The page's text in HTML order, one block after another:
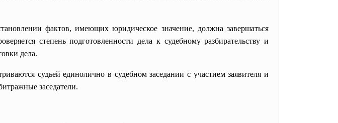
фактов, имеющих юридическое значение, должна завершаться
степень подготовленности дела к судебному разбирательству и
дела.
судьей единолично в судебном заседании с участием заявителя и
заседатели.